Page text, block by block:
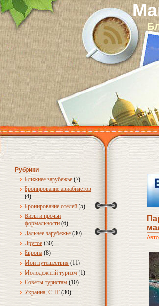
Рубрики
Ближнее зарубежье (7)
Бронирование авиабилетов
(4)
Бронирование отелей (5)
Визы и прочьи
формальности (6)
Дальнее зарубежье (30)
Другое (30)
Европа (8)
Мои путешествия (11)
Молодежный туризм (1)
Советы туристам (10)
Украина, СНГ (30)